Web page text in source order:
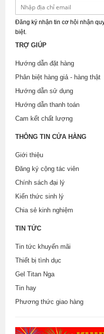
Đăng ký nhận tin cơ hội nhận
biệt.
TRỢ GIÚP
Hướng dẫn đặt hàng
Phân biệt hàng giả - hàng thật
Hướng dẫn sử dụng
Hướng dẫn thanh toán
Cam kết chất lượng
THÔNG TIN CỬA HÀNG
Giới thiệu
Đăng ký cộng tác viên
Chính sách đại lý
Kiến thức sinh lý
Chia sẻ kinh nghiệm
TIN TỨC
Tin tức khuyến mãi
Thiết bị tình dục
Gel Titan Nga
Tin hay
Phương thức giao hàng